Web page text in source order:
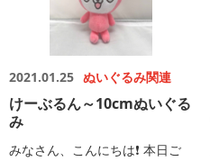
2021.01.25 ぬいぐるみ関連
けーぶるん～10cmぬいぐる
み
みなさん、こんにちは❗️ 本日ご